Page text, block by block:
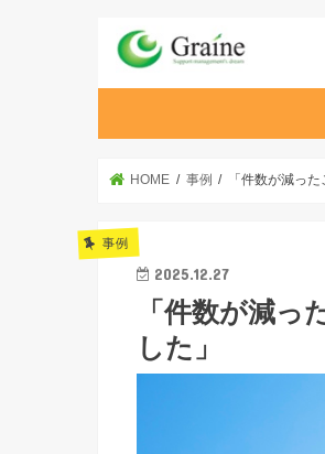
HOME 事例 「件数が減っ
事例
2025.12.27
「件数が減
した」